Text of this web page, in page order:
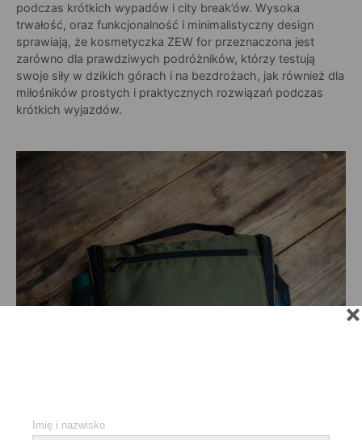
podczas krótkich wypadów i city break’ów. Wysoka
trwałość, oraz funkcjonalność i minimalistyczny design
sprawiają, że kosmetyczka ZEW for przeznaczona jest
zarówno dla prawdziwych podróżników, którzy testują
swoje siły w dzikich górach i na bezdrożach, jak również dla
miłośników prostych i praktycznych rozwiązań podczas
krótkich wyjazdów.